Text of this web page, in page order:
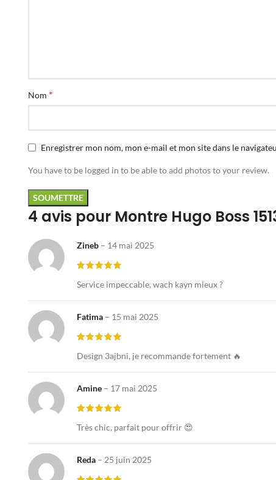
4 avis pour Montre Hugo Boss
Zineb – 14 mai 2025
Service impeccable, wach kayn mieux ?
Fatima – 15 mai 2025
Design 3ajbni, je recommande fortement 🔥
Amine – 17 mai 2025
Très chic, parfait pour offrir 😍
Reda – 25 juin 2025
Nom *
Enregistrer mon nom, mon e-mail et mon site dans le
You have to be logged in to be able to add photos to your review.